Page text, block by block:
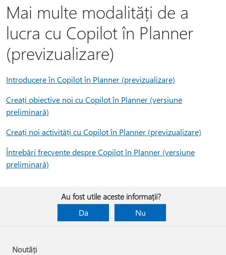
Mai multe modalități de a
lucra cu Copilot în Planner
(previzualizare)
Introducere în Copilot în Planner (previzualizare)
Creați obiective noi cu Copilot în Planner (versiune
preliminară)
Creați noi activități cu Copilot în Planner (previzualizare)
Întrebări frecvente despre Copilot în Planner (versiune
preliminară)
Au fost utile aceste informații?
Da
Nu
Noutăți